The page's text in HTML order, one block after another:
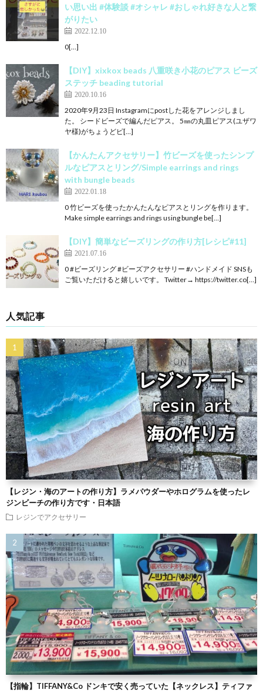
い思い出 #体験談 #オシャレ #おしゃれ好きな人と繋
がりたい
2022.12.10
0[…]
【DIY】xixkox beads 八重咲き小花のピアス ビーズ
ステッチ beading tutorial
2020.10.16
2020年9月23日 Instagramにpostした花をアレンジしまし
た。 シードビーズで編んだピアス。 5㎜の丸皿ピアス(ユザワ
ヤ様)がちょうどピ[…]
【かんたんアクセサリー】竹ビーズを使ったシンプ
ルなピアスとリング/Simple earrings and rings
with bungle beads
2022.01.18
0 竹ビーズを使ったかんたんなピアスとリングを作ります。
Make simple earrings and rings using bungle be[…]
【DIY】簡単なビーズリングの作り方[レシピ#11]
2021.07.16
0 #ビーズリング #ビーズアクセサリー #ハンドメイド SNSも
ご覧いただけると嬉しいです。 Twitter→ https://twitter.co[…]
人気記事
【レジン・海のアートの作り方】ラメパウダーやホログラムを使ったレ
ジンビーチの作り方です・日本語
レジンでアクセサリー
【指輪】TIFFANY&Co ドンキで安く売っていた【ネックレス】ティファ